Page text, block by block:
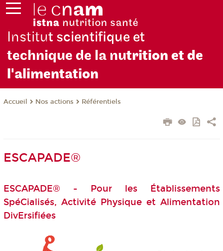
Institut scientifique et
technique de la nutrition et de
l'alimentation
Accueil Nos actions Référentiels
ESCAPADE®
ESCAPADE® - Pour les Établissements
SpéCialisés, Activité Physique et Alimentation
DivErsifiées